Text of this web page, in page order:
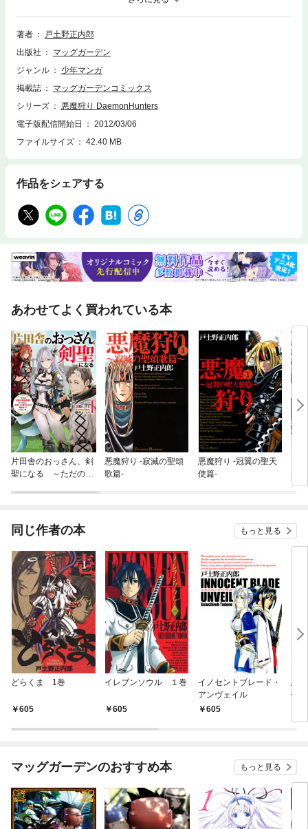
を狩人だと名乗る不思議な男・ミカエルの傷を治療する。その後、ミカエ
ルが向かう先も同じだと知ったマギーは、彼を用心棒に雇ってレイテルへ
と行き着くが、到着して早々に主教暗殺の疑いで逮捕されてしまい……!?
著者
戸土野正内郎
出版社
マッグガーデン
ジャンル
少年マンガ
掲載誌
マッグガーデンコミックス
シリーズ
悪魔狩り DaemonHunters
電子版配信開始日
2012/03/06
ファイルサイズ
42.40 MB
作品をシェアする
あわせてよく買われている本
片田舎のおっさん、剣
聖になる ～ただの田
件～
悪魔狩り -寂滅の聖頌
歌篇-
悪魔狩り -冠翼の聖天
使篇-
が
同じ作者の本 もっと見る
どらくま 1巻
605
イレブンソウル １巻
605
イノセントブレード・
アンヴェイル
605
悪
使
マッグガーデンのおすすめ本 もっと見る